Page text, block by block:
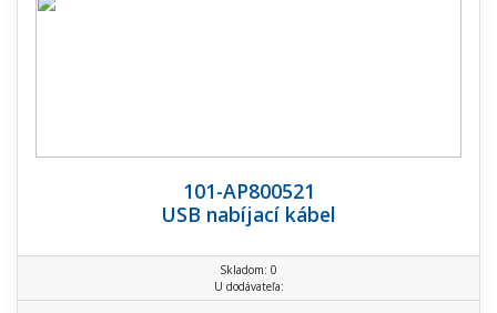
101-AP800521
USB nabíjací kábel
Skladom: 0
U dodávateľa: